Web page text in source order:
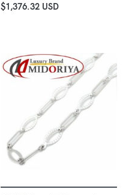
$1,376.32 USD